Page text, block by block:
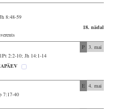
8:48-59
18. nädal
P 3. mai
2:2-10; Jh 14:1-14
E 4. mai
7:17-40